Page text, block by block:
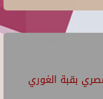
بقبة الغوري